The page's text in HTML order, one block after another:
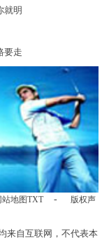
就明
要走
站地图TXT -
版权声
来自互联网，不代表本